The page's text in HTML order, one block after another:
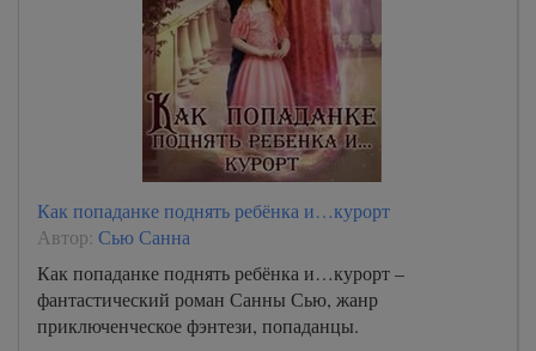
Как попаданке поднять ребёнка и…курорт
Автор: Сью Санна
Как попаданке поднять ребёнка и…курорт –
фантастический роман Санны Сью, жанр
приключенческое фэнтези, попаданцы.